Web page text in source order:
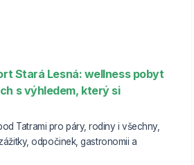
Stará Lesná: wellness pobyt
s výhledem, který si
Tatrami pro páry, rodiny i všechny,
odpočinek, gastronomii a